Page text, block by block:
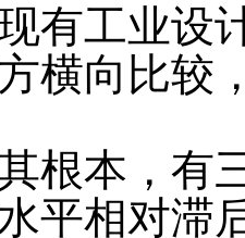
有工业设
横向比较
本，有三
平相对滞